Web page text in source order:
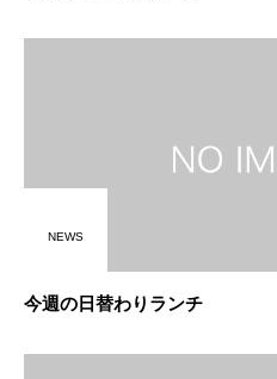
NEWS
今週の日替わりランチ